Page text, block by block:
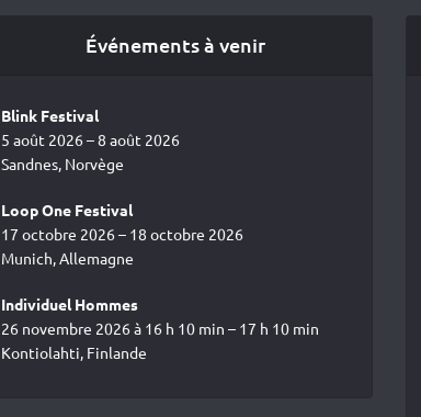
Événements à venir
Blink Festival
5 août 2026 – 8 août 2026
Sandnes, Norvège
Loop One Festival
17 octobre 2026 – 18 octobre 2026
Munich, Allemagne
Individuel Hommes
26 novembre 2026 à 16 h 10 min – 17 h 10 min
Kontiolahti, Finlande